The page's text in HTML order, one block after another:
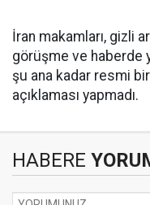
İran makamları, gizli
görüşme ve haberde
şu ana kadar resmi
açıklaması yapmadı.
HABERE